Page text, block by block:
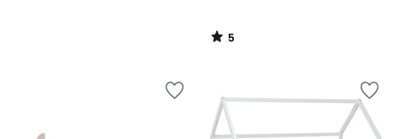
5
/